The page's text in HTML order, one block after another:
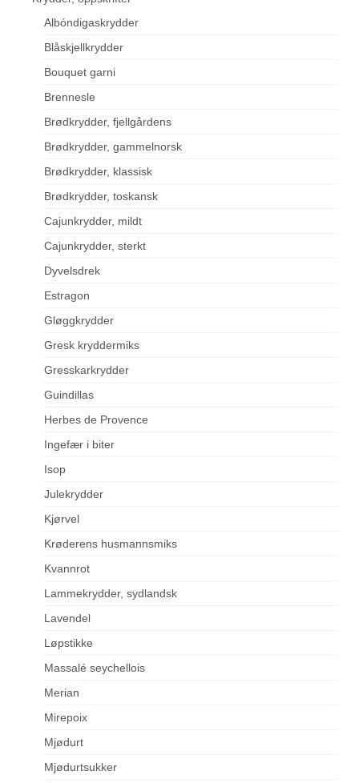
Albóndigaskrydder
Blåskjellkrydder
Bouquet garni
Brennesle
Brødkrydder, fjellgårdens
Brødkrydder, gammelnorsk
Brødkrydder, klassisk
Brødkrydder, toskansk
Cajunkrydder, mildt
Cajunkrydder, sterkt
Dyvelsdrek
Estragon
Gløggkrydder
Gresk kryddermiks
Gresskarkrydder
Guindillas
Herbes de Provence
Ingefær i biter
Isop
Julekrydder
Kjørvel
Krøderens husmannsmiks
Kvannrot
Lammekrydder, sydlandsk
Lavendel
Løpstikke
Massalé seychellois
Merian
Mirepoix
Mjødurt
Mjødurtsukker